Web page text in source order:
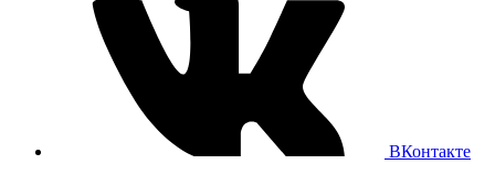
ВКонтакте